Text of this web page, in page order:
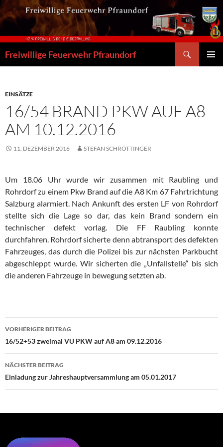
Zum
Inhalt
springen
Freiwillige Feuerwehr Pfraundorf
EINSÄTZE
16/54 BRAND PKW AUF A8
AM 10.12.2016
11. DEZEMBER 2016 STEFAN SCHRÖTTINGER
Um 18.06 Uhr wurde wir zusammen mit Raubling und
Rohrdorf zu einem Pkw Brand auf die A8 Km 67 Fahrtrichtung
Salzburg alarmiert. Nach Ankunft des ersten LF von Rohrdorf
stellte sich die Lage so dar, das kein Brand sondern ein
technischer defekt vorlag. Die FF Raubling konnte
durchfahren. Rohrdorf sicherte denn abtransport des defekten
Fahrzeuges, das durch die Polizei bis zur nächsten Parkbucht
abgeschleppt wurde. Wir sicherten die „Unfallstelle“ bis sich
die anderen Fahrzeuge in bewegung setzten ab.
Beitragsnavigation
VORHERIGER BEITRAG
16/52+53 zweimal VU PKW auf A8 am 09.12.2016
NÄCHSTER BEITRAG
Einladung zur Jahreshauptversammlung am 05.01.2017